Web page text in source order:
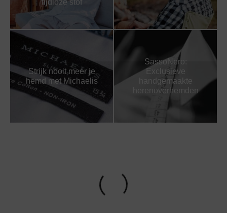
tijdloze stof
Strijk nooit meer je
hemd met Michaelis
SassoNero:
Exclusieve
handgemaakte
herenoverhemden